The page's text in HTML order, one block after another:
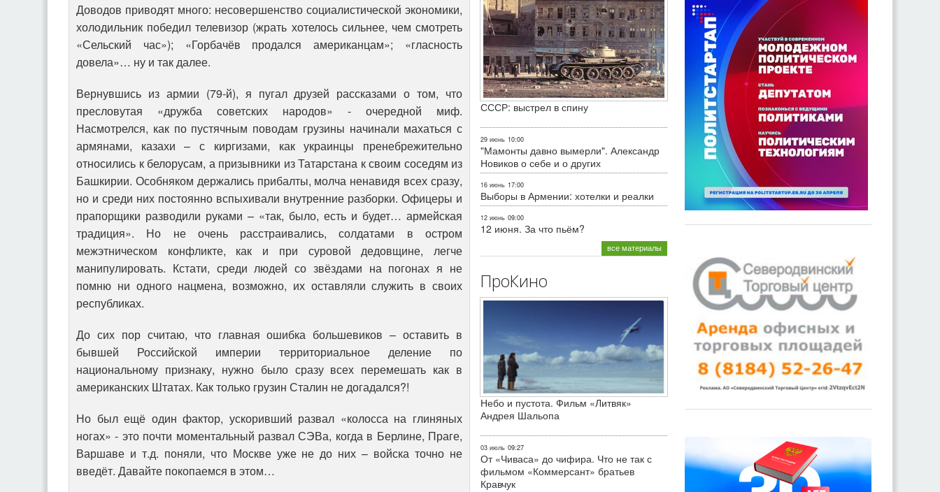
Доводов приводят много: несовершенство социалистической экономики,
холодильник победил телевизор (жрать хотелось сильнее, чем смотреть
«Сельский час»); «Горбачёв продался американцам»; «гласность
довела»… ну и так далее.
Вернувшись из армии (79-й), я пугал друзей рассказами о том, что
пресловутая «дружба советских народов» - очередной миф.
Насмотрелся, как по пустячным поводам грузины начинали махаться с
армянами, казахи – с киргизами, как украинцы пренебрежительно
относились к белорусам, а призывники из Татарстана к своим соседям из
Башкирии. Особняком держались прибалты, молча ненавидя всех сразу,
но и среди них постоянно вспыхивали внутренние разборки. Офицеры и
прапорщики разводили руками – «так, было, есть и будет… армейская
традиция». Но не очень расстраивались, солдатами в остром
межэтническом конфликте, как и при суровой дедовщине, легче
манипулировать. Кстати, среди людей со звёздами на погонах я не
помню ни одного нацмена, возможно, их оставляли служить в своих
республиках.
До сих пор считаю, что главная ошибка большевиков – оставить в
бывшей Российской империи территориальное деление по
национальному признаку, нужно было сразу всех перемешать как в
американских Штатах. Как только грузин Сталин не догадался?!
Но был ещё один фактор, ускоривший развал «колосса на глиняных
ногах» - это почти моментальный развал СЭВа, когда в Берлине, Праге,
Варшаве и т.д. поняли, что Москве уже не до них – войска точно не
введёт. Давайте покопаемся в этом…
СССР: выстрел в спину
29 июнь 10:00
"Мамонты давно вымерли". Александр
Новиков о себе и о других
16 июнь 17:00
Выборы в Армении: хотелки и реалки
12 июнь 09:00
12 июня. За что пьём?
все материалы
ПроКино
Небо и пустота. Фильм «Литвяк»
Андрея Шальопа
03 июль 09:27
От «Чиваса» до чифира. Что не так с
фильмом «Коммерсант» братьев
Кравчук